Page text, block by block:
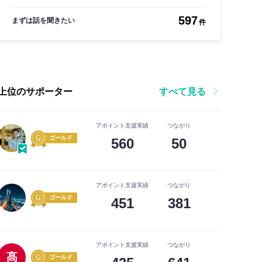
まずは話を聞きたい 597件
上位のサポーター すべて見る
ゴールド
アポイント支援実績
560
つながり
50
ゴールド
アポイント支援実績
451
つながり
381
髙 ゴールド
アポイント支援実績 つながり